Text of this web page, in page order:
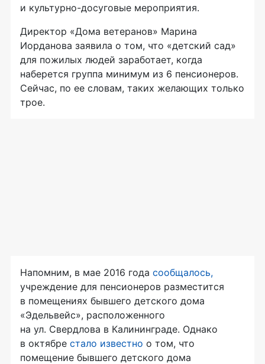
и культурно-досуговые мероприятия.
Директор «Дома ветеранов» Марина
Иорданова заявила о том, что «детский сад»
для пожилых людей заработает, когда
наберется группа минимум из 6 пенсионеров.
Сейчас, по ее словам, таких желающих только
трое.
Напомним, в мае 2016 года сообщалось,
учреждение для пенсионеров разместится
в помещениях бывшего детского дома
«Эдельвейс», расположенного
на ул. Свердлова в Калининграде. Однако
в октябре стало известно о том, что
помещение бывшего детского дома